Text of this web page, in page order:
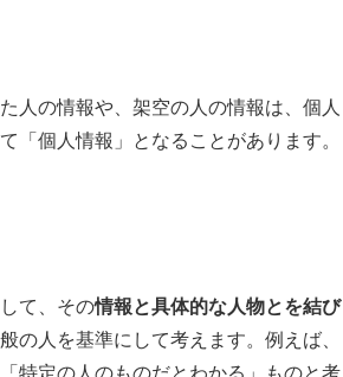
の情報や、架空の人の情報は、個人
「個人情報」となることがあります。
て、その情報と具体的な人物とを結び
の人を基準にして考えます。例えば、
特定の人のものだとわかる」ものと考